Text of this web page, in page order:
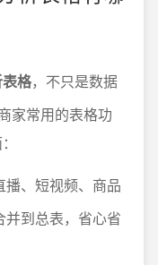
格，不只是数据
家常用的表格功
播、短视频、商品
到总表，省心省